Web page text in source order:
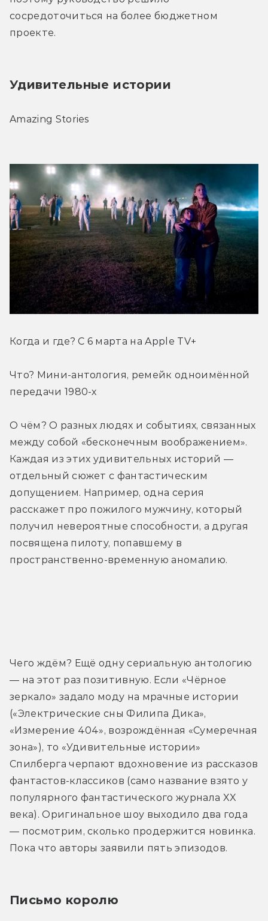
сосредоточиться на более бюджетном
проекте.
Удивительные истории
Amazing Stories
Когда и где? С 6 марта на Apple TV+
Что? Мини-антология, ремейк одноимённой
передачи 1980-х
О чём? О разных людях и событиях, связанных
между собой «бесконечным воображением».
Каждая из этих удивительных историй —
отдельный сюжет с фантастическим
допущением. Например, одна серия
расскажет про пожилого мужчину, который
получил невероятные способности, а другая
посвящена пилоту, попавшему в
пространственно-временную аномалию.
Чего ждём? Ещё одну сериальную антологию
— на этот раз позитивную. Если «Чёрное
зеркало» задало моду на мрачные истории
(«Электрические сны Филипа Дика»,
«Измерение 404», возрождённая «Сумеречная
зона»), то «Удивительные истории»
Спилберга черпают вдохновение из рассказов
фантастов-классиков (само название взято у
популярного фантастического журнала XX
века). Оригинальное шоу выходило два года
— посмотрим, сколько продержится новинка.
Пока что авторы заявили пять эпизодов.
Письмо королю